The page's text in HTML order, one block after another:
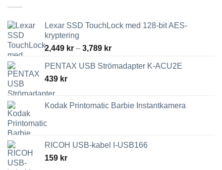
Lexar SSD TouchLock med 128-bit AES-
kryptering
2,449 kr – 3,789 krPrisintervall:
till
PENTAX USB Strömadapter K-ACU2E
439 kr
Kodak Printomatic Barbie Instantkamera
RICOH USB-kabel I-USB166
159 kr